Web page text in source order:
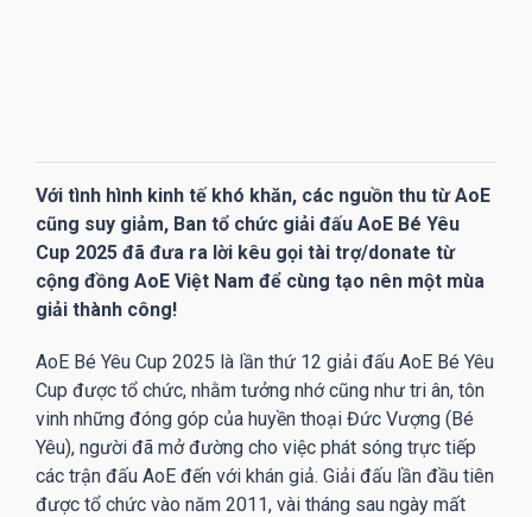
Với tình hình kinh tế khó khăn, các nguồn thu từ AoE
cũng suy giảm, Ban tổ chức giải đấu AoE Bé Yêu
Cup 2025 đã đưa ra lời kêu gọi tài trợ/donate từ
cộng đồng AoE Việt Nam để cùng tạo nên một mùa
giải thành công!
AoE Bé Yêu Cup 2025 là lần thứ 12 giải đấu AoE Bé Yêu
Cup được tổ chức, nhằm tưởng nhớ cũng như tri ân, tôn
vinh những đóng góp của huyền thoại Đức Vượng (Bé
Yêu), người đã mở đường cho việc phát sóng trực tiếp
các trận đấu AoE đến với khán giả. Giải đấu lần đầu tiên
được tổ chức vào năm 2011, vài tháng sau ngày mất